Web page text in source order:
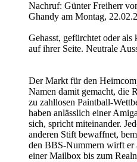
Nachruf: Günter Freiherr
Ghandy am Montag,
Gehasst, gefürchtet oder
auf ihrer Seite. Neutrale
Der Markt für den
Namen damit gemacht, die
zu zahllosen Paintball-
haben anlässlich einer
sich, spricht miteinander.
anderen Stift bewaffnet,
den BBS-Nummern wirft er
einer Mailbox bis zum